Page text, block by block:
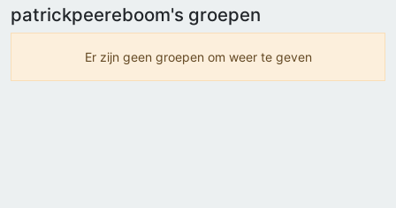
patrickpeereboom's groepen
Er zijn geen groepen om weer te geven